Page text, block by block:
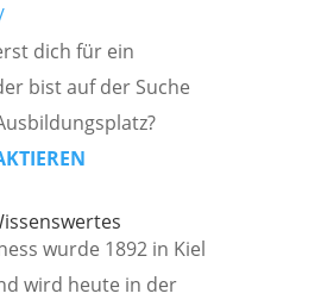
dich für ein
bist auf der Suche
wurde 1892 in Kiel
wird heute in der